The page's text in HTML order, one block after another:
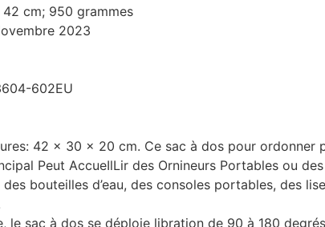
cm; 950 grammes
2023
602EU
42 x 30 x 20 cm. Ce sac à dos pour
Peut AccueIlLir des Ornineurs Portables ou
bouteilles d’eau, des consoles portables, des
le sac à dos se déploie libration de 90 à 180